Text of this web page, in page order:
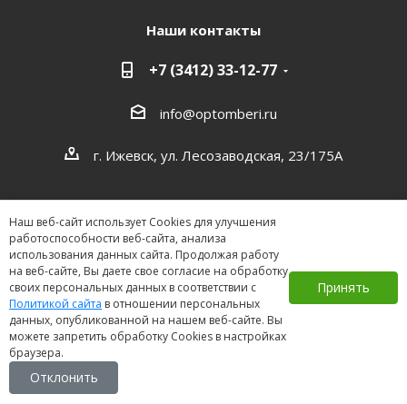
Наш веб-сайт использует Cookies для улучшения
работоспособности веб-сайта, анализа
использования данных сайта. Продолжая работу
на веб-сайте, Вы даете свое согласие на обработку
своих персональных данных в соответствии с
Политикой сайта в отношении персональных
данных, опубликованной на нашем веб-сайте. Вы
можете запретить обработку Cookies в настройках
браузера.
Принять
Отклонить
Наши контакты
+7 (3412) 33-12-77
info@optomberi.ru
г. Ижевск, ул. Лесозаводская, 23/175А
2026 ©